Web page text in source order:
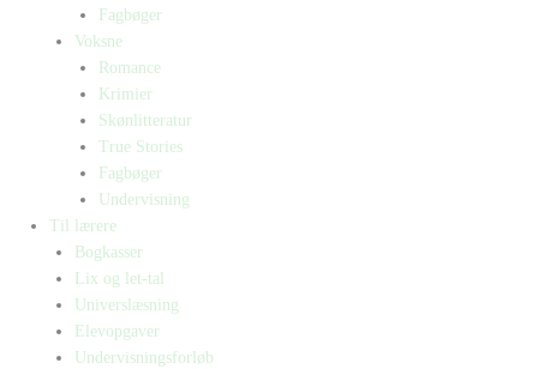
Fagbøger
Voksne
Romance
Krimier
Skønlitteratur
True Stories
Fagbøger
Undervisning
Til lærere
Bogkasser
Lix og let-tal
Universlæsning
Elevopgaver
Undervisningsforløb